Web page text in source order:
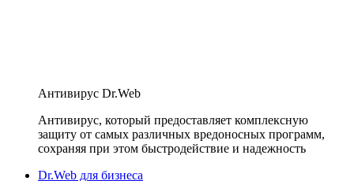
Антивирус Dr.Web
Антивирус, который предоставляет комплексную
защиту от самых различных вредоносных программ,
сохраняя при этом быстродействие и надежность
Dr.Web для бизнеса